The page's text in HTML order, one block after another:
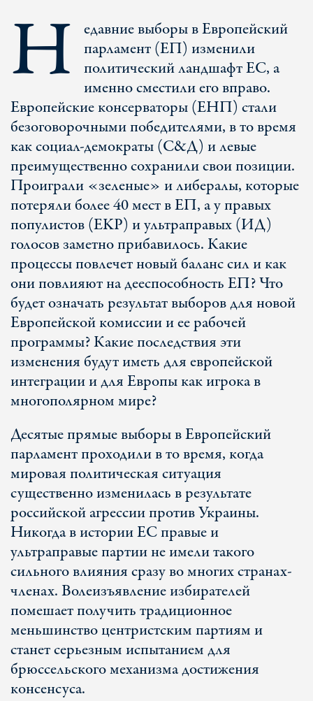
Н едавние выборы в Европейский
парламент (ЕП) изменили
политический ландшафт ЕС, а
именно сместили его вправо.
Европейские консерваторы (ЕНП) стали
безоговорочными победителями, в то время
как социал-демократы (С&Д) и левые
преимущественно сохранили свои позиции.
Проиграли «зеленые» и либералы, которые
потеряли более 40 мест в ЕП, а у правых
популистов (EKР) и ультраправых (ИД)
голосов заметно прибавилось. Какие
процессы повлечет новый баланс сил и как
они повлияют на дееспособность ЕП? Что
будет означать результат выборов для новой
Европейской комиссии и ее рабочей
программы? Какие последствия эти
изменения будут иметь для европейской
интеграции и для Европы как игрока в
многополярном мире?
Десятые прямые выборы в Европейский
парламент проходили в то время, когда
мировая политическая ситуация
существенно изменилась в результате
российской агрессии против Украины.
Никогда в истории ЕС правые и
ультраправые партии не имели такого
сильного влияния сразу во многих странах-
членах. Волеизъявление избирателей
помешает получить традиционное
меньшинство центристским партиям и
станет серьезным испытанием для
брюссельского механизма достижения
консенсуса.